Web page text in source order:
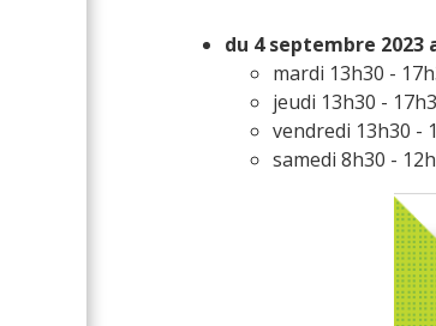
du 4 septembre 2023
mardi 13h30 -
jeudi 13h30 -
vendredi 13h30 -
samedi 8h30 -